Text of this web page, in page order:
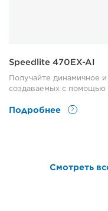
Speedlite 470EX-AI
Получайте динамичное
создаваемых с помощью
Подробнее
Смотреть